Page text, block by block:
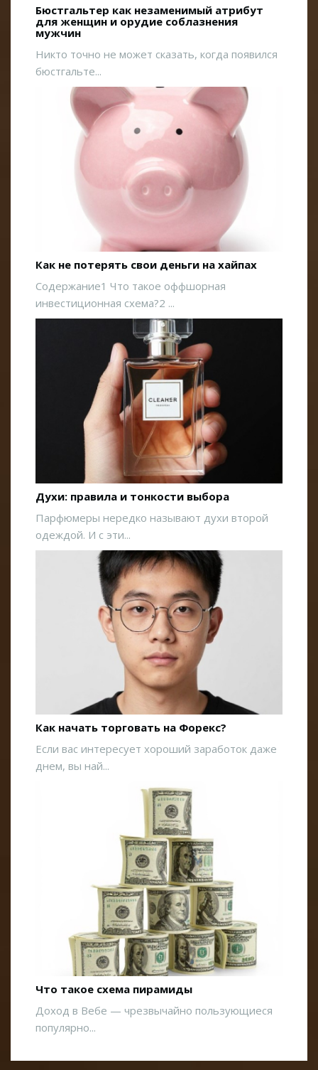
Бюстгальтер как незаменимый атрибут
для женщин и орудие соблазнения
мужчин
Никто точно не может сказать, когда появился
бюстгальте...
Как не потерять свои деньги на хайпах
Содержание1 Что такое оффшорная
инвестиционная схема?2 ...
Духи: правила и тонкости выбора
Парфюмеры нередко называют духи второй
одеждой. И с эти...
Как начать торговать на Форекс?
Если вас интересует хороший заработок даже
днем, вы най...
Что такое схема пирамиды
Доход в Вебе — чрезвычайно пользующиеся
популярно...